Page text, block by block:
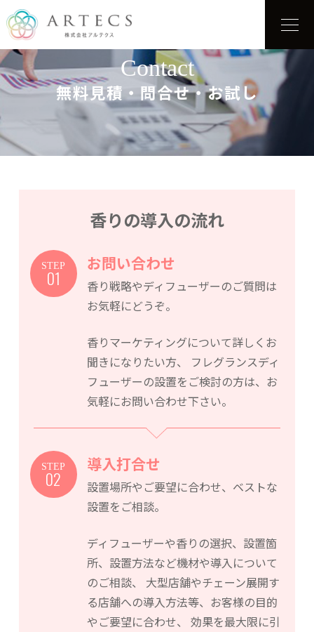
Contact
無料見積・問合せ・お試し
香りの導入の流れ
STEP
01
お問い合わせ
香り戦略やディフューザーのご質問は
お気軽にどうぞ。
香りマーケティングについて詳しくお
聞きになりたい方、
フレグランスディ
フューザーの設置をご検討の方は、お
気軽にお問い合わせ下さい。
STEP
02
導入打合せ
設置場所やご要望に合わせ、ベストな
設置をご相談。
ディフューザーや香りの選択、設置箇
所、設置方法など機材や導入について
のご相談、
大型店舗やチェーン展開す
る店舗への導入方法等、お客様の目的
やご要望に合わせ、
効果を最大限に引